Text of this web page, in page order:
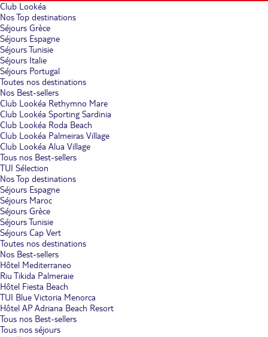
Club Lookéa
Nos Top destinations
Séjours Grèce
Séjours Espagne
Séjours Tunisie
Séjours Italie
Séjours Portugal
Toutes nos destinations
Nos Best-sellers
Club Lookéa Rethymno Mare
Club Lookéa Sporting Sardinia
Club Lookéa Roda Beach
Club Lookéa Palmeiras Village
Club Lookéa Alua Village
Tous nos Best-sellers
TUI Sélection
Nos Top destinations
Séjours Espagne
Séjours Maroc
Séjours Grèce
Séjours Tunisie
Séjours Cap Vert
Toutes nos destinations
Nos Best-sellers
Hôtel Mediterraneo
Riu Tikida Palmeraie
Hôtel Fiesta Beach
TUI Blue Victoria Menorca
Hôtel AP Adriana Beach Resort
Tous nos Best-sellers
Tous nos séjours